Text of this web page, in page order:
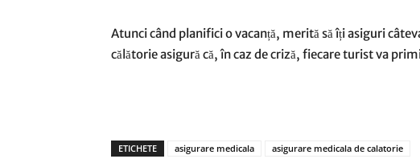
Atunci când planifici o vacanță, merită să îți asiguri
călătorie asigură că, în caz de criză, fiecare turist va
ETICHETE asigurare medicala asigurare medicala de calatorie